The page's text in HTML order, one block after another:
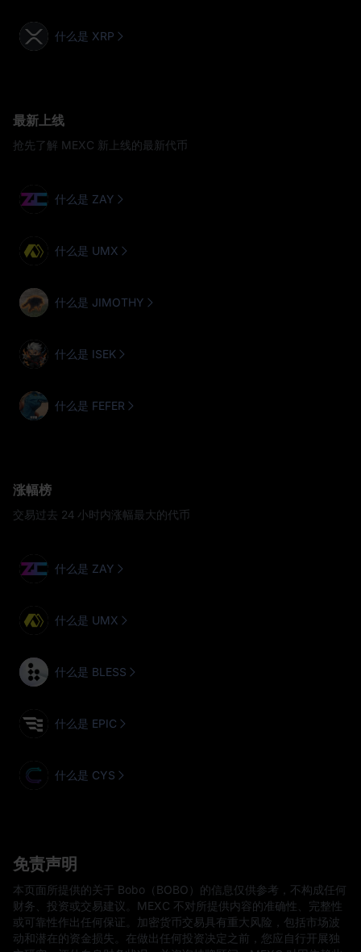
什么是 XRP
最新上线
抢先了解 MEXC 新上线的最新代币
什么是 ZAY
什么是 UMX
什么是 JIMOTHY
什么是 ISEK
什么是 FEFER
涨幅榜
交易过去 24 小时内涨幅最大的代币
什么是 ZAY
什么是 UMX
什么是 BLESS
什么是 EPIC
什么是 CYS
免责声明
本页面所提供的关于 Bobo（BOBO）的信息仅供参考，不构成任何
财务、投资或交易建议。MEXC 不对所提供内容的准确性、完整性
或可靠性作出任何保证。加密货币交易具有重大风险，包括市场波
动和潜在的资金损失。在做出任何投资决定之前，您应自行开展独